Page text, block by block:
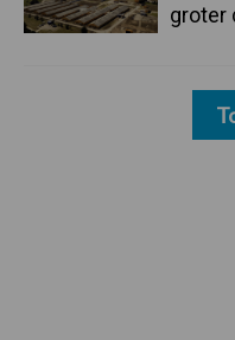
groter